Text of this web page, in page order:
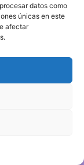
datos como
únicas en este
afectar